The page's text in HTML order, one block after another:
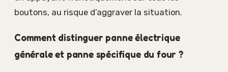
boutons, au risque d’aggraver la situation.
Comment distinguer panne électrique
générale et panne spécifique du four ?